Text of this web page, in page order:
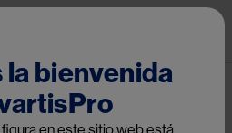
Pasar al contenido principal
la bienvenida